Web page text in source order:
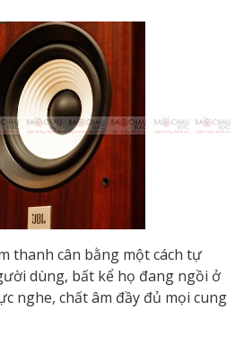
thanh cân bằng một cách tự
dùng, bất kể họ đang ngồi ở
nghe, chất âm đầy đủ mọi cung